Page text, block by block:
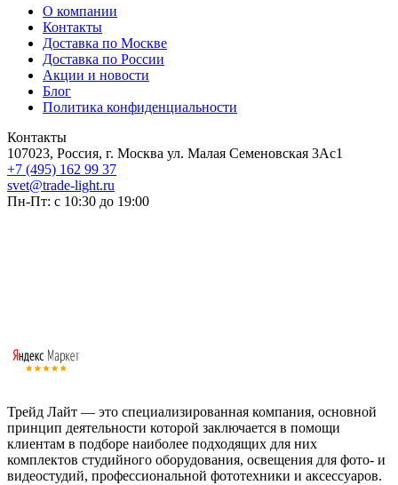
О компании
Контакты
Доставка по Москве
Доставка по России
Акции и новости
Блог
Политика конфиденциальности
Контакты
107023, Россия, г. Москва ул. Малая Семеновская 3Ас1
+7 (495) 162 99 37
svet@trade-light.ru
Пн-Пт: с 10:30 до 19:00
Трейд Лайт — это специализированная компания, основной
принцип деятельности которой заключается в помощи
клиентам в подборе наиболее подходящих для них
комплектов студийного оборудования, освещения для фото- и
видеостудий, профессиональной фототехники и аксессуаров.